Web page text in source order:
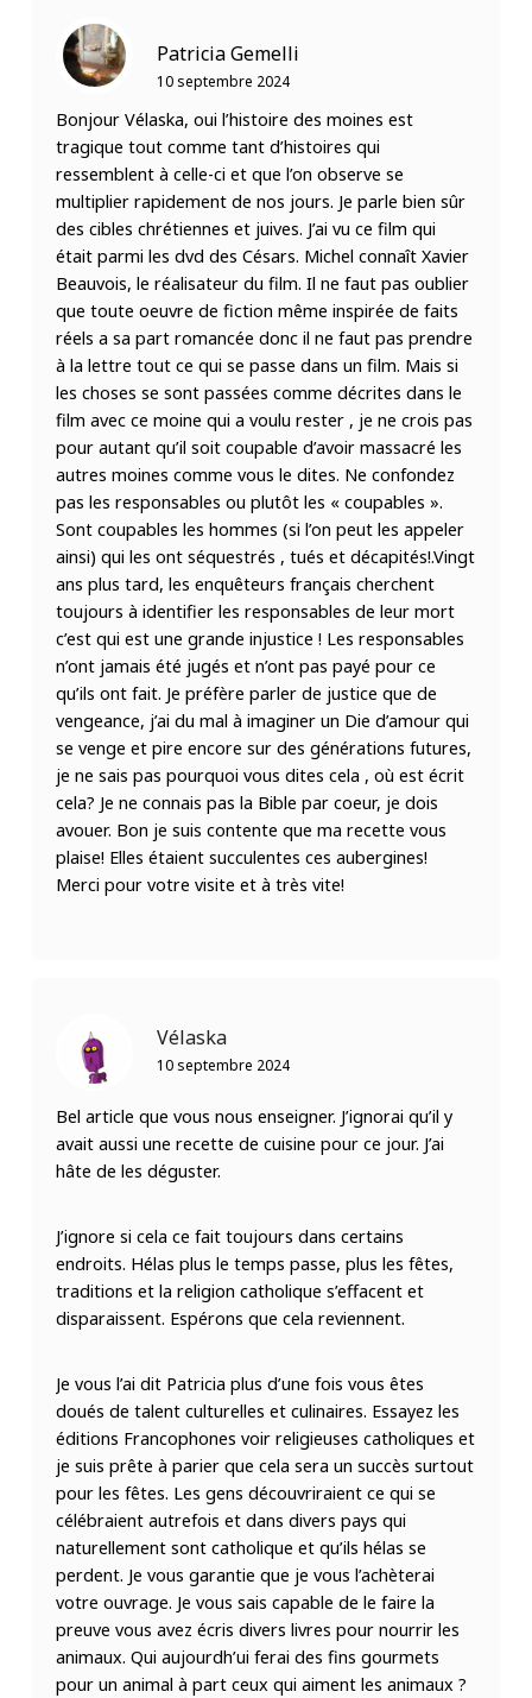
Patricia Gemelli
10 septembre 2024
Bonjour Vélaska, oui l’histoire des moines est
tragique tout comme tant d’histoires qui
ressemblent à celle-ci et que l’on observe se
multiplier rapidement de nos jours. Je parle bien sûr
des cibles chrétiennes et juives. J’ai vu ce film qui
était parmi les dvd des Césars. Michel connaît Xavier
Beauvois, le réalisateur du film. Il ne faut pas oublier
que toute oeuvre de fiction même inspirée de faits
réels a sa part romancée donc il ne faut pas prendre
à la lettre tout ce qui se passe dans un film. Mais si
les choses se sont passées comme décrites dans le
film avec ce moine qui a voulu rester , je ne crois pas
pour autant qu’il soit coupable d’avoir massacré les
autres moines comme vous le dites. Ne confondez
pas les responsables ou plutôt les « coupables ».
Sont coupables les hommes (si l’on peut les appeler
ainsi) qui les ont séquestrés , tués et décapités!.Vingt
ans plus tard, les enquêteurs français cherchent
toujours à identifier les responsables de leur mort
c’est qui est une grande injustice ! Les responsables
n’ont jamais été jugés et n’ont pas payé pour ce
qu’ils ont fait. Je préfère parler de justice que de
vengeance, j’ai du mal à imaginer un Die d’amour qui
se venge et pire encore sur des générations futures,
je ne sais pas pourquoi vous dites cela , où est écrit
cela? Je ne connais pas la Bible par coeur, je dois
avouer. Bon je suis contente que ma recette vous
plaise! Elles étaient succulentes ces aubergines!
Merci pour votre visite et à très vite!
Vélaska
10 septembre 2024
Bel article que vous nous enseigner. J’ignorai qu’il y
avait aussi une recette de cuisine pour ce jour. J’ai
hâte de les déguster.
J’ignore si cela ce fait toujours dans certains
endroits. Hélas plus le temps passe, plus les fêtes,
traditions et la religion catholique s’effacent et
disparaissent. Espérons que cela reviennent.
Je vous l’ai dit Patricia plus d’une fois vous êtes
doués de talent culturelles et culinaires. Essayez les
éditions Francophones voir religieuses catholiques et
je suis prête à parier que cela sera un succès surtout
pour les fêtes. Les gens découvriraient ce qui se
célébraient autrefois et dans divers pays qui
naturellement sont catholique et qu’ils hélas se
perdent. Je vous garantie que je vous l’achèterai
votre ouvrage. Je vous sais capable de le faire la
preuve vous avez écris divers livres pour nourrir les
animaux. Qui aujourdh’ui ferai des fins gourmets
pour un animal à part ceux qui aiment les animaux ?